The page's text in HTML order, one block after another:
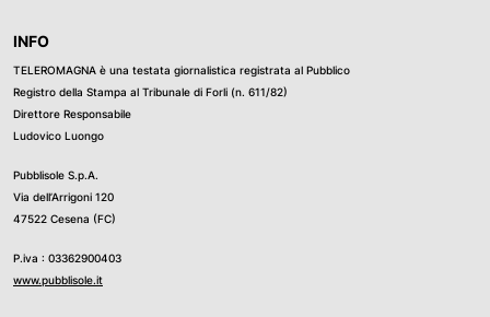
INFO
TELEROMAGNA è una testata giornalistica registrata al Pubblico
Registro della Stampa al Tribunale di Forli (n. 611/82)
Direttore Responsabile
Ludovico Luongo
Pubblisole S.p.A.
Via dell’Arrigoni 120
47522 Cesena (FC)
P.iva : 03362900403
www.pubblisole.it